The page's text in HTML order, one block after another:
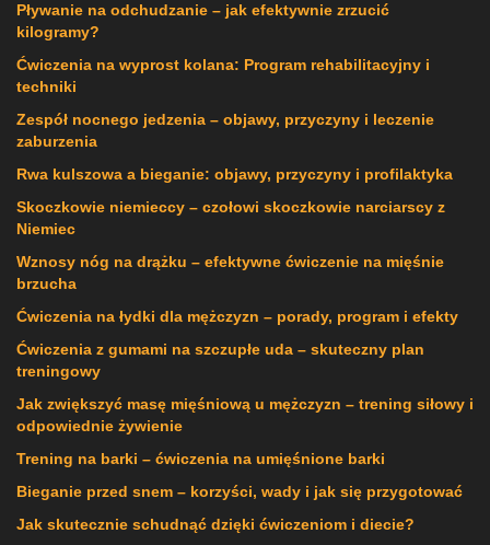
Pływanie na odchudzanie – jak efektywnie zrzucić
kilogramy?
Ćwiczenia na wyprost kolana: Program rehabilitacyjny i
techniki
Zespół nocnego jedzenia – objawy, przyczyny i leczenie
zaburzenia
Rwa kulszowa a bieganie: objawy, przyczyny i profilaktyka
Skoczkowie niemieccy – czołowi skoczkowie narciarscy z
Niemiec
Wznosy nóg na drążku – efektywne ćwiczenie na mięśnie
brzucha
Ćwiczenia na łydki dla mężczyzn – porady, program i efekty
Ćwiczenia z gumami na szczupłe uda – skuteczny plan
treningowy
Jak zwiększyć masę mięśniową u mężczyzn – trening siłowy i
odpowiednie żywienie
Trening na barki – ćwiczenia na umięśnione barki
Bieganie przed snem – korzyści, wady i jak się przygotować
Jak skutecznie schudnąć dzięki ćwiczeniom i diecie?